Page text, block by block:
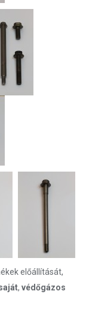
előállítását,
, védőgázos